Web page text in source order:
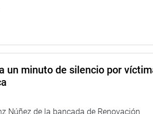
un minuto de silencio por
Núñez de la bancada de Renovación